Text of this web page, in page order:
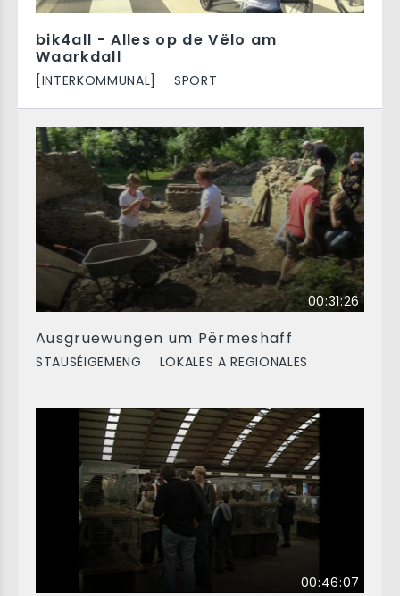
bik4all - Alles op de Vëlo am
Waarkdall
[INTERKOMMUNAL] SPORT
00:31:26
Ausgruewungen um Përmeshaff
STAUSÉIGEMENG LOKALES A REGIONALES
00:46:07